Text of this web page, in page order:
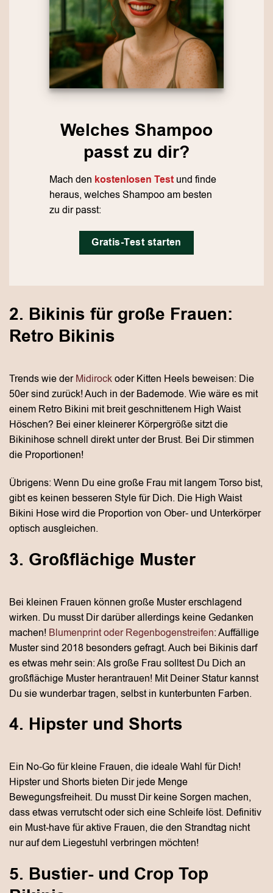
Welches Shampoo
passt zu dir?
Mach den kostenlosen Testund finde
heraus, welches Shampoo am besten
zu dir passt:
Gratis-Test starten
2. Bikinis für große Frauen:
Retro Bikinis
Trends wie derMidirockoder Kitten Heels beweisen: Die
50er sind zurück! Auch in der Bademode. Wie wäre es mit
einem Retro Bikini mit breit geschnittenem High Waist
Höschen? Bei einer kleinerer Körpergröße sitzt die
Bikinihose schnell direkt unter der Brust. Bei Dir stimmen
die Proportionen!
Übrigens: Wenn Du eine große Frau mit langem Torso bist,
gibt es keinen besseren Style für Dich. Die High Waist
Bikini Hose wird die Proportion von Ober- und Unterkörper
optisch ausgleichen.
3. Großflächige Muster
Bei kleinen Frauen können große Muster erschlagend
wirken. Du musst Dir darüber allerdings keine Gedanken
machen! Blumenprint oder Regenbogenstreifen: Auffällige
Muster sind 2018 besonders gefragt. Auch bei Bikinis darf
es etwas mehr sein: Als große Frau solltest Du Dich an
großflächige Muster herantrauen! Mit Deiner Statur kannst
Du sie wunderbar tragen, selbst in kunterbunten Farben.
4. Hipster und Shorts
Ein No-Go für kleine Frauen, die ideale Wahl für Dich!
Hipster und Shorts bieten Dir jede Menge
Bewegungsfreiheit. Du musst Dir keine Sorgen machen,
dass etwas verrutscht oder sich eine Schleife löst. Definitiv
ein Must-have für aktive Frauen, die den Strandtag nicht
nur auf dem Liegestuhl verbringen möchten!
5. Bustier- und Crop Top